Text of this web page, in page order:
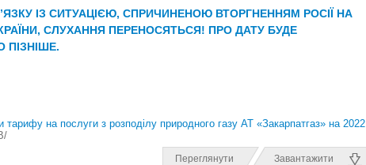
ІЗ СИТУАЦІЄЮ, СПРИЧИНЕНОЮ ВТОРГНЕННЯМ РОСІЇ НА
СЛУХАННЯ ПЕРЕНОСЯТЬСЯ! ПРО ДАТУ БУДЕ
ПІЗНІШЕ.
тарифу на послуги з розподілу природного газу АТ «Закарпатгаз» на 2022
Переглянути Завантажити